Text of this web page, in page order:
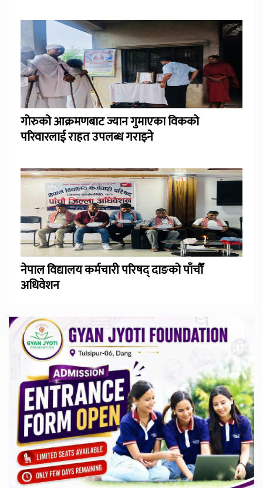
गोरुको आक्रमणबाट ज्यान गुमाएका विकको
परिवारलाई राहत उपलब्ध गराइने
नेपाल विद्यालय कर्मचारी परिषद् दाङको पाँचौँ
अधिवेशन